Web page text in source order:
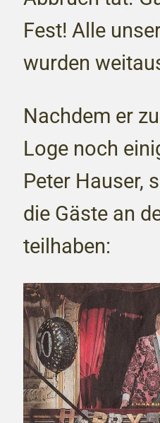
Fest! Alle
wurden
Nachdem er
Loge noch
Peter Hauser,
die Gäste an
teilhaben: